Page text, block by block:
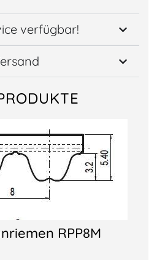
verfügbar!
RPP8M